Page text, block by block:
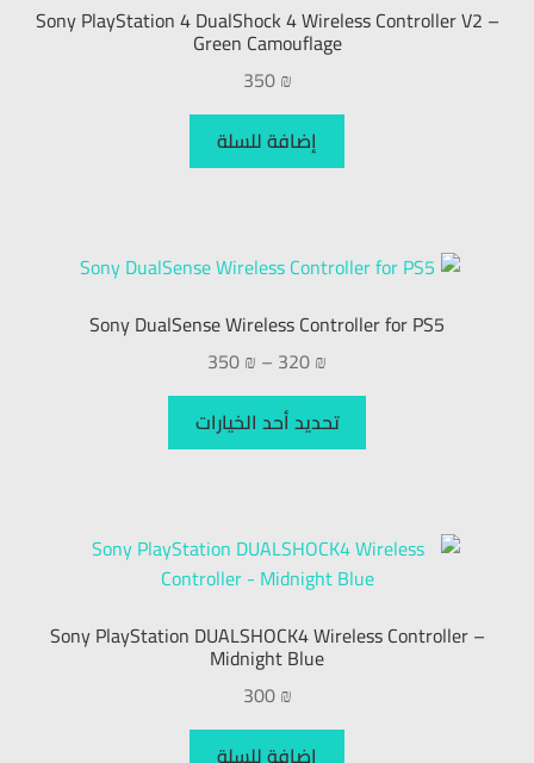
Sony PlayStation 4 DualShock 4 Wireless Controller V2 –
Green Camouflage
350₪
إضافة للسلة
Sony DualSense Wireless Controller for PS5
320₪
–
350₪
تحديد أحد الخيارات
Sony PlayStation DUALSHOCK4 Wireless Controller –
Midnight Blue
300₪
إضافة للسلة